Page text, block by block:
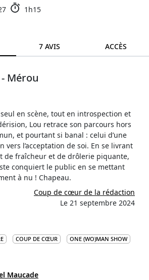
1h15
7 AVIS ACCÈS
Mérou
seul en scène, tout en introspection et
Lou retrace son parcours hors
et pourtant si banal : celui d’une
vers l’acceptation de soi. En se livrant
de fraîcheur et de drôlerie piquante,
conquiert le public en se mettant
à nu ! Chapeau.
Coup de cœur de la rédaction
Le 21 septembre 2024
COUP DE CŒUR
ONE (WO)MAN SHOW
Maucade